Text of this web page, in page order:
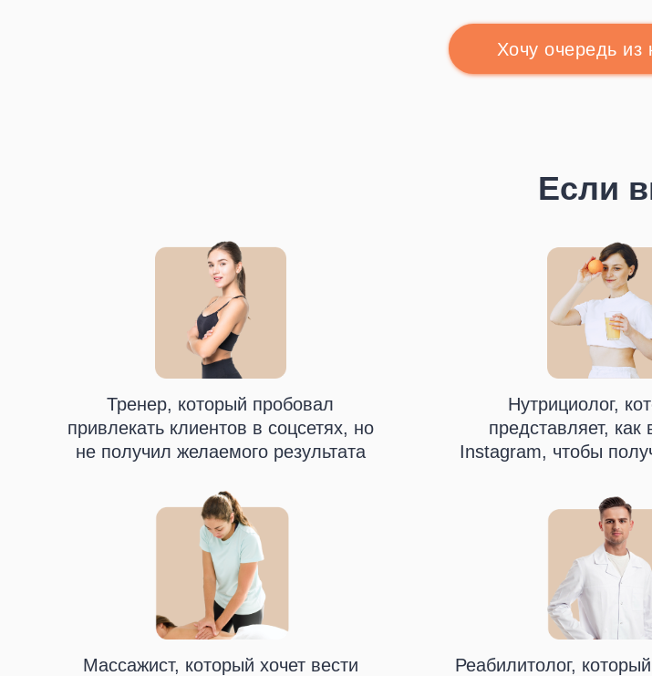
Хочу очередь из
Если
Тренер, который пробовал
привлекать клиентов в соцсетях, но
не получил желаемого результата
Нутрициолог,
представляет, как
Instagram, чтобы
Массажист, который хочет вести
Реабилитолог,